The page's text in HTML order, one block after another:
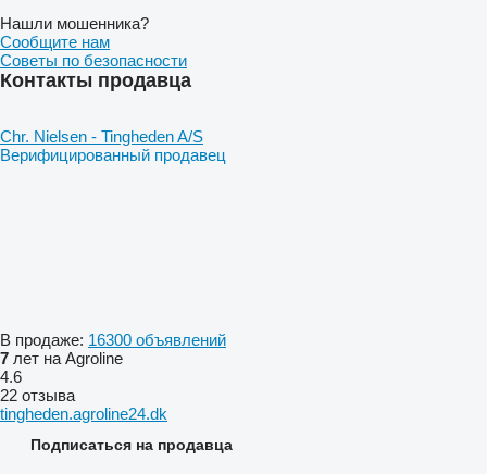
Нашли мошенника?
Сообщите нам
Советы по безопасности
Контакты продавца
Chr. Nielsen - Tingheden A/S
Верифицированный продавец
В продаже: 16300 объявлений
7 лет на Agroline
4.6
22 отзыва
tingheden.agroline24.dk
Подписаться на продавца